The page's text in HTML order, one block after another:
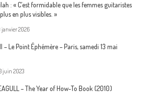
: « C’est formidable que les femmes guitaristes
en plus visibles. »
janvier 2026
– Le Point Éphémère – Paris, samedi 13 mai
juin 2023
– The Year of How-To Book (2010)